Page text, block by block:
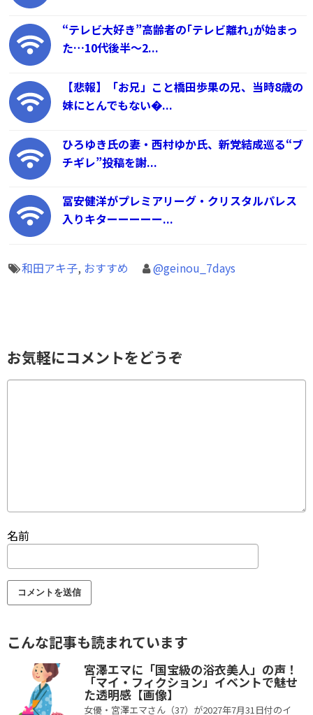
“テレビ大好き”高齢者の｢テレビ離れ｣が始まっ
た…10代後半～2...
【悲報】「お兄」こと橋田歩果の兄、当時8歳の
妹にとんでもない�...
ひろゆき氏の妻・西村ゆか氏、新党結成巡る“ブ
チギレ”投稿を謝...
冨安健洋がプレミアリーグ・クリスタルパレス
入りキターーーーー...
和田アキ子, おすすめ @geinou_7days
お気軽にコメントをどうぞ
名前
こんな記事も読まれています
宮澤エマに「国宝級の浴衣美人」の声！
「マイ・フィクション」イベントで魅せ
た透明感【画像】
女優・宮澤エマさん（37）が2027年7月31日付のイ